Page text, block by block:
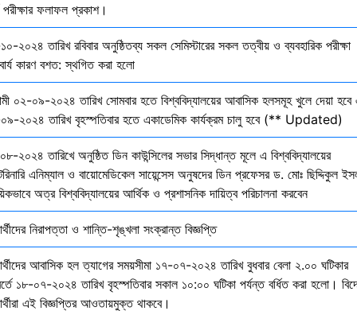
পরীক্ষার ফলাফল প্রকাশ।
২০২৪ তারিখ রবিবার অনুষ্ঠিতব্য সকল সেমিস্টারের সকল তত্বীয় ও ব্যবহারিক পরীক্ষা
কারণ বশত: স্থগিত করা হলো
০২-০৯-২০২৪ তারিখ সোমবার হতে বিশ্ববিদ্যালয়ের আবাসিক হলসমূহ খুলে দেয়া হবে
২০২৪ তারিখ বৃহস্পতিবার হতে একাডেমিক কার্যক্রম চালু হবে (** Updated)
২০২৪ তারিখে অনুষ্ঠিত ডিন কাউন্সিলের সভার সিদ্ধান্ত মূলে এ বিশ্ববিদ্যালয়ের
এনিম্যাল ও বায়োমেডিকেল সায়েন্সেস অনুষদের ডিন প্রফেসর ড. মোঃ ছিদ্দিকুল
অত্র বিশ্ববিদ্যালয়ের আর্থিক ও প্রশাসনিক দায়িত্ব পরিচালনা করবেন
নিরাপত্তা ও শান্তি-শৃঙ্খলা সংক্রান্ত বিজ্ঞপ্তি
আবাসিক হল ত্যাগের সময়সীমা ১৭-০৭-২০২৪ তারিখ বুধবার বেলা ২.০০ ঘটিকার
১৮-০৭-২০২৪ তারিখ বৃহস্পতিবার সকাল ১০:০০ ঘটিকা পর্যন্ত বর্ধিত করা হলো।
এই বিজ্ঞপ্তির আওতায়মুক্ত থাকবে।